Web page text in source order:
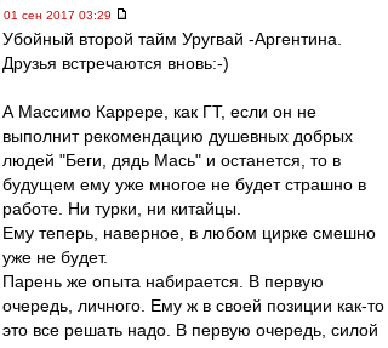
01 сен 2017 03:29
Убойный второй тайм Уругвай -Аргентина.
Друзья встречаются вновь:-)
А Массимо Каррере, как ГТ, если он не
выполнит рекомендацию душевных добрых
людей "Беги, дядь Мась" и останется, то в
будущем ему уже многое не будет страшно в
работе. Ни турки, ни китайцы.
Ему теперь, наверное, в любом цирке смешно
уже не будет.
Парень же опыта набирается. В первую
очередь, личного. Ему ж в своей позиции как-то
это все решать надо. В первую очередь, силой